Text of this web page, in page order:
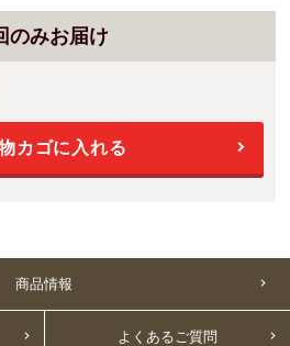
のみお届け
カゴに入れる
商品情報
よくあるご質問